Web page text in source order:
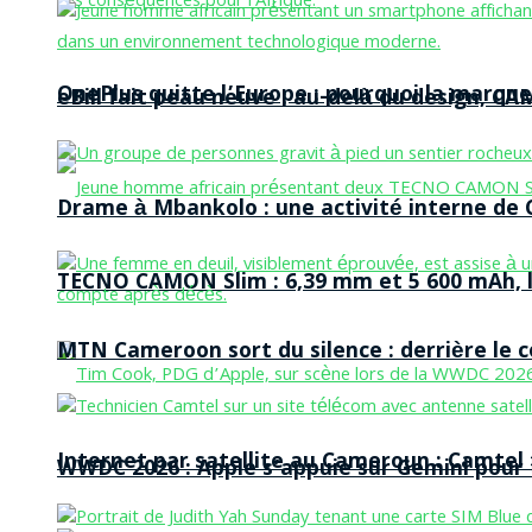
OnePlus quitte l’Europe : pourquoi la
TECNO CAMON Slim : 6,39 mm et 5 600
WWDC 2026 : Apple s’appuie sur Gemini
eBill fait peau neuve : au-delà du design,
Drame à Mbankolo : une activité interne de
MTN Cameroon sort du silence : derrière le
Internet par satellite au Cameroun :